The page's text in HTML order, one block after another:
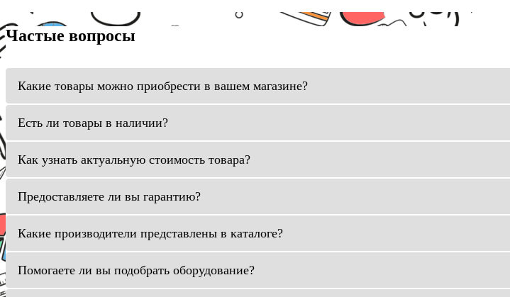
Частые вопросы
Какие товары можно приобрести в вашем магазине?
Есть ли товары в наличии?
Как узнать актуальную стоимость товара?
Предоставляете ли вы гарантию?
Какие производители представлены в каталоге?
Помогаете ли вы подобрать оборудование?